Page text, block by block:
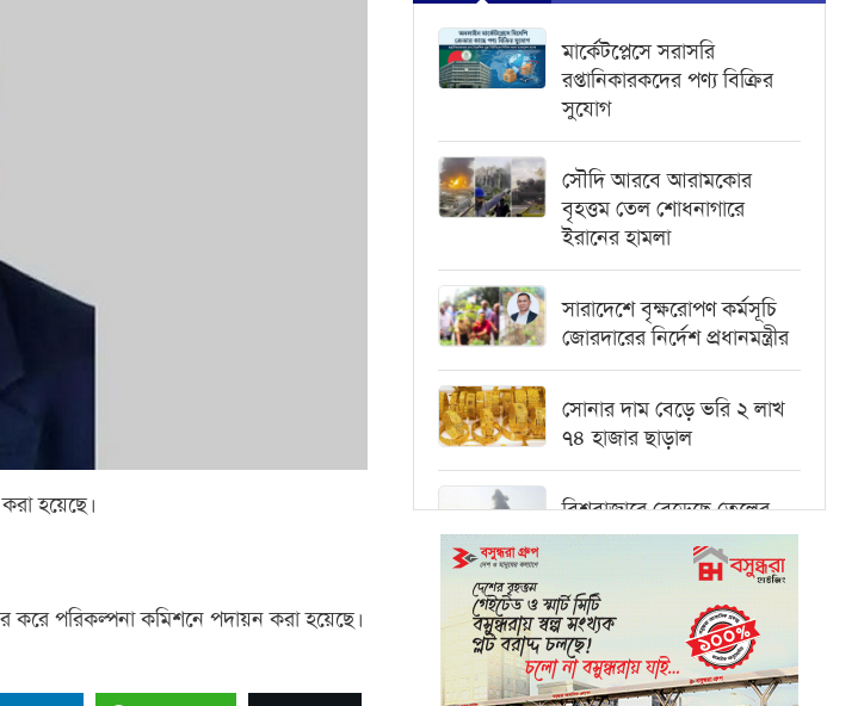
হয়েছে।
করে পরিকল্পনা কমিশনে পদায়ন করা হয়েছে।
মার্কেটপ্লেসে সরাসরি
রপ্তানিকারকদের পণ্য বিক্রির
সুযোগ
সৌদি আরবে আরামকোর
বৃহত্তম তেল শোধনাগারে
ইরানের হামলা
সারাদেশে বৃক্ষরোপণ কর্মসূচি
জোরদারের নির্দেশ প্রধানমন্ত্রীর
সোনার দাম বেড়ে ভরি ২ লাখ
৭৪ হাজার ছাড়াল
বিশ্ববাজারে বেড়েছে তেলের
দাম, ওয়ালস্ট্রিটে পতনের
মধ্যপ্রাচ্যে সংকটের কারণে
কার্গো পরিবহনে বিঘ্ন ঘটছে